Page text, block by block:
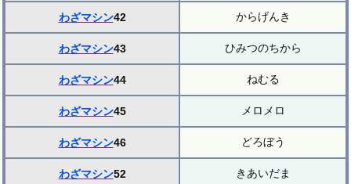
わざマシン42 からげんき
わざマシン43 ひみつのちから
わざマシン44 ねむる
わざマシン45 メロメロ
わざマシン46 どろぼう
わざマシン52 きあいだま